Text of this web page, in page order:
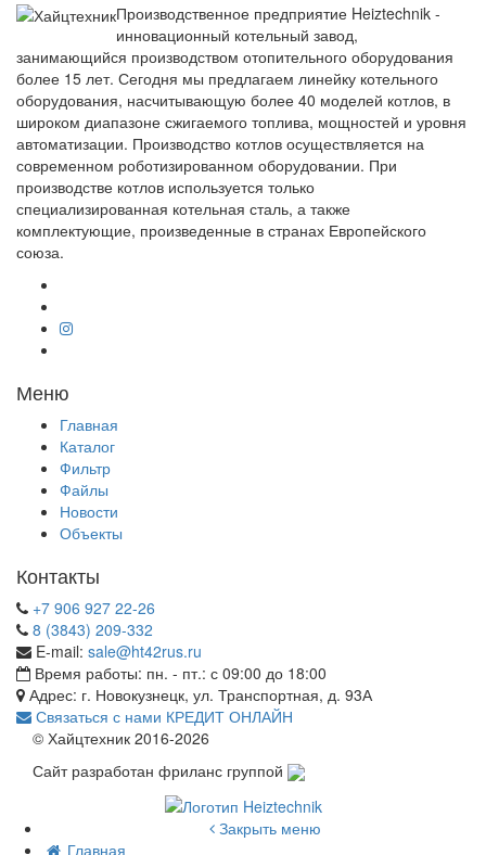
Производственное предприятие Heiztechnik -
инновационный котельный завод,
занимающийся производством отопительного оборудования
более 15 лет. Сегодня мы предлагаем линейку котельного
оборудования, насчитывающую более 40 моделей котлов, в
широком диапазоне сжигаемого топлива, мощностей и уровня
автоматизации. Производство котлов осуществляется на
современном роботизированном оборудовании. При
производстве котлов используется только
специализированная котельная сталь, а также
комплектующие, произведенные в странах Европейского
союза.
Меню
Главная
Каталог
Фильтр
Файлы
Новости
Объекты
Контакты
+7 906 927 22-26
8 (3843) 209-332
E-mail: sale@ht42rus.ru
Время работы: пн. - пт.: с 09:00 до 18:00
Адрес: г. Новокузнецк, ул. Транспортная, д. 93А
Связаться с нами КРЕДИТ ОНЛАЙН
© Хайцтехник 2016-2026
Сайт разработан фриланс группой
Закрыть меню
Главная